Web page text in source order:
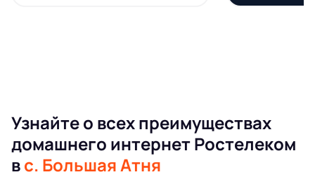
Узнайте о всех преимуществах
домашнего интернет Ростелеком
вс. Большая Атня